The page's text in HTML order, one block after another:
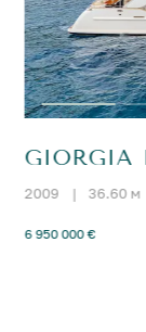
GIORGIA
2009 | 36.60 м
6 950 000 €